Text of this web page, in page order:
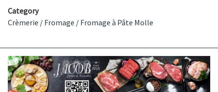
Category
Crèmerie / Fromage / Fromage à Pâte Molle